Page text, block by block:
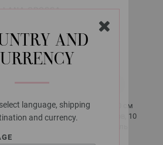
AND
language, shipping
and currency.
LANA GROSSA
LEI (GOTS)
гр
9 - 10
10 x 10 см
14 рядов, 10